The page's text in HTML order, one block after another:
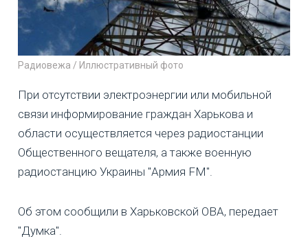
Радиовежа / Иллюстративный фото
При отсутствии электроэнергии или мобильной
связи информирование граждан Харькова и
области осуществляется через радиостанции
Общественного вещателя, а также военную
радиостанцию Украины "Армия FM".
Об этом сообщили в Харьковской ОВА, передает
"Думка".